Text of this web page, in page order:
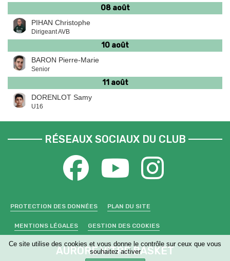
08 août
PIHAN Christophe
Dirigeant AVB
10 août
BARON Pierre-Marie
Senior
11 août
DORENLOT Samy
U16
RÉSEAUX SOCIAUX DU CLUB
PROTECTION DES DONNÉES PLAN DU SITE
MENTIONS LÉGALES GESTION DES COOKIES
AURORE VITRE BASKET
Ce site utilise des cookies et vous donne le contrôle sur ceux que vous
souhaitez activer